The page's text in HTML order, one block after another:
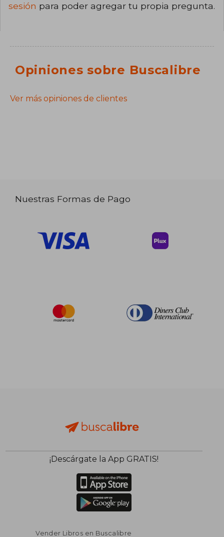
sesión para poder agregar tu propia pregunta.
Opiniones sobre Buscalibre
Ver más opiniones de clientes
Nuestras Formas de Pago
¡Descárgate la App GRATIS!
Vender Libros en Buscalibre